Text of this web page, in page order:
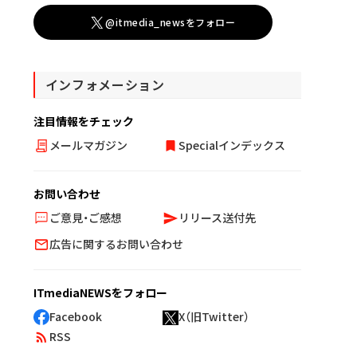
@itmedia_newsをフォロー
インフォメーション
注目情報をチェック
メールマガジン
Specialインデックス
お問い合わせ
ご意見・ご感想
リリース送付先
広告に関するお問い合わせ
ITmediaNEWSをフォロー
Facebook
X（旧Twitter）
RSS